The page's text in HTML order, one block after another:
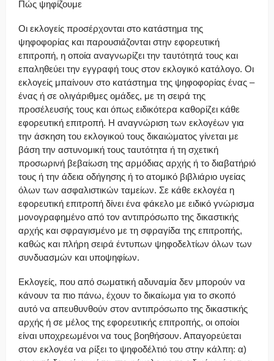
Πώς ψηφίζουμε
Οι εκλογείς προσέρχονται στο κατάστημα της
ψηφοφορίας και παρουσιάζονται στην εφορευτική
επιτροπή, η οποία αναγνωρίζει την ταυτότητά τους και
επαληθεύει την εγγραφή τους στον εκλογικό κατάλογο. Οι
εκλογείς μπαίνουν στο κατάστημα της ψηφοφορίας ένας –
ένας ή σε ολιγάριθμες ομάδες, με τη σειρά της
προσέλευσής τους και όπως ειδικότερα καθορίζει κάθε
εφορευτική επιτροπή. Η αναγνώριση των εκλογέων για
την άσκηση του εκλογικού τους δικαιώματος γίνεται με
βάση την αστυνομική τους ταυτότητα ή τη σχετική
προσωρινή βεβαίωση της αρμόδιας αρχής ή το διαβατήριό
τους ή την άδεια οδήγησης ή το ατομικό βιβλιάριο υγείας
όλων των ασφαλιστικών ταμείων. Σε κάθε εκλογέα η
εφορευτική επιτροπή δίνει ένα φάκελο με ειδικό γνώρισμα
μονογραφημένο από τον αντιπρόσωπο της δικαστικής
αρχής και σφραγισμένο με τη σφραγίδα της επιτροπής,
καθώς και πλήρη σειρά έντυπων ψηφοδελτίων όλων των
συνδυασμών και υποψηφίων.
Εκλογείς, που από σωματική αδυναμία δεν μπορούν να
κάνουν τα πιο πάνω, έχουν το δικαίωμα για το σκοπό
αυτό να απευθυνθούν στον αντιπρόσωπο της δικαστικής
αρχής ή σε μέλος της εφορευτικής επιτροπής, οι οποίοι
είναι υποχρεωμένοι να τους βοηθήσουν. Απαγορεύεται
στον εκλογέα να ρίξει το ψηφοδέλτιό του στην κάλπη: α)